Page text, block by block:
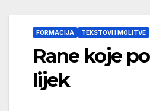
FORMACIJA TEKSTOVI I MOLITVE
Rane koje
lijek